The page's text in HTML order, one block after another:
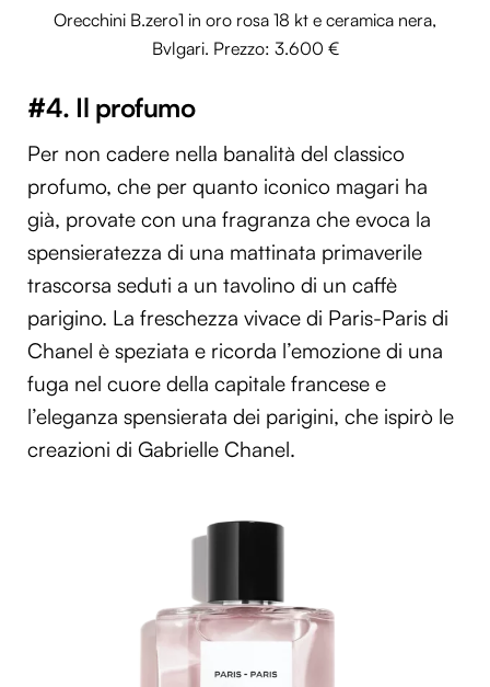
Orecchini B.zero1 in oro rosa 18 kt e ceramica nera,
Bvlgari. Prezzo: 3.600 €
#4. Il profumo
Per non cadere nella banalità del classico
profumo, che per quanto iconico magari ha
già, provate con una fragranza che evoca la
spensieratezza di una mattinata primaverile
trascorsa seduti a un tavolino di un caffè
parigino. La freschezza vivace di Paris-Paris di
Chanel è speziata e ricorda l’emozione di una
fuga nel cuore della capitale francese e
l’eleganza spensierata dei parigini, che ispirò le
creazioni di Gabrielle Chanel.